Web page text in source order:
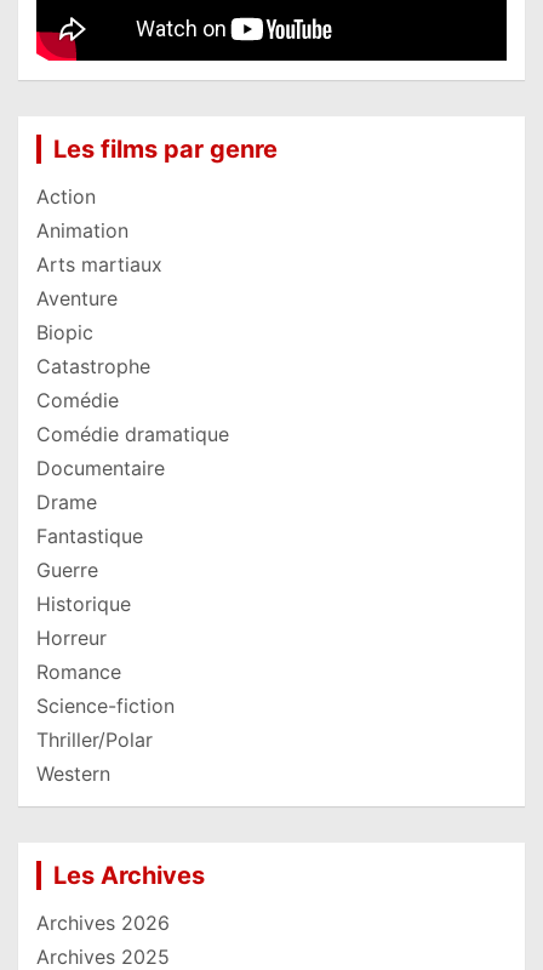
Les films par genre
Action
Animation
Arts martiaux
Aventure
Biopic
Catastrophe
Comédie
Comédie dramatique
Documentaire
Drame
Fantastique
Guerre
Historique
Horreur
Romance
Science-fiction
Thriller/Polar
Western
Les Archives
Archives 2026
Archives 2025